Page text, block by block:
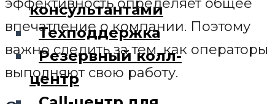
консультантами
Техподдержка
Резервный колл-
центр
эффективность определяет общее
впечатление о компании. Поэтому
важно следить за тем, как операторы
выполняют свою работу.